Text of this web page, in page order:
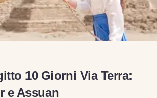
10 Giorni Via Terra:
e Assuan